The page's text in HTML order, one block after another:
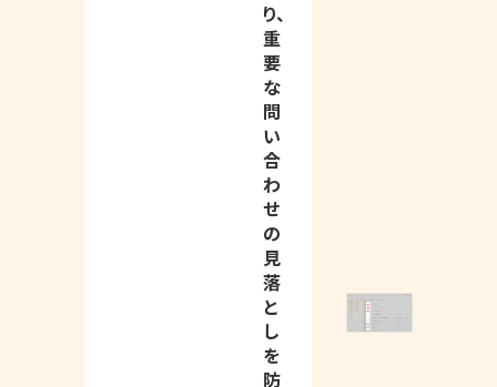
り、
重
要
な
問
い
合
わ
せ
の
見
落
と
し
を
防